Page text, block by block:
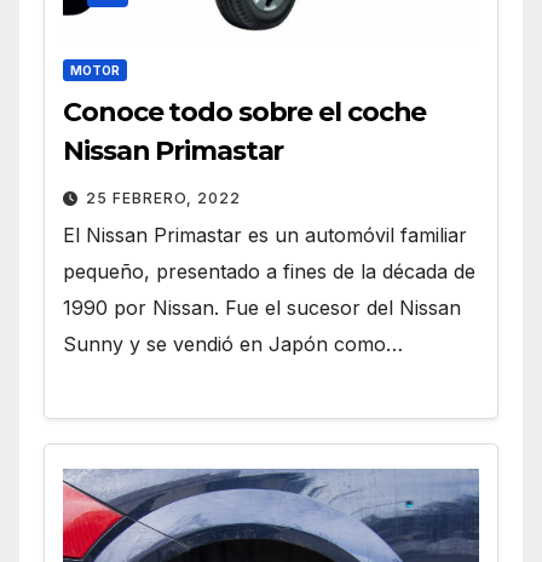
MOTOR
Conoce todo sobre el coche
Nissan Primastar
25 FEBRERO, 2022
El Nissan Primastar es un automóvil familiar
pequeño, presentado a fines de la década de
1990 por Nissan. Fue el sucesor del Nissan
Sunny y se vendió en Japón como…